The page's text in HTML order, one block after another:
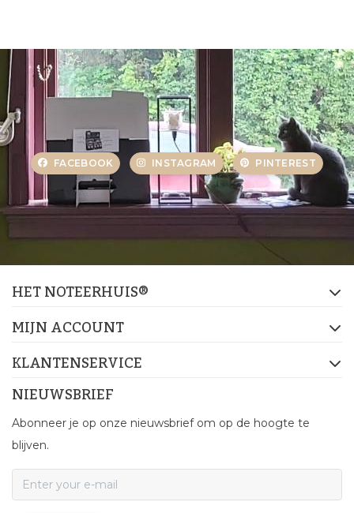
FACEBOOK INSTAGRAM PINTEREST
HET NOTEERHUIS®
MIJN ACCOUNT
KLANTENSERVICE
NIEUWSBRIEF
Abonneer je op onze nieuwsbrief om op de hoogte te
blijven.